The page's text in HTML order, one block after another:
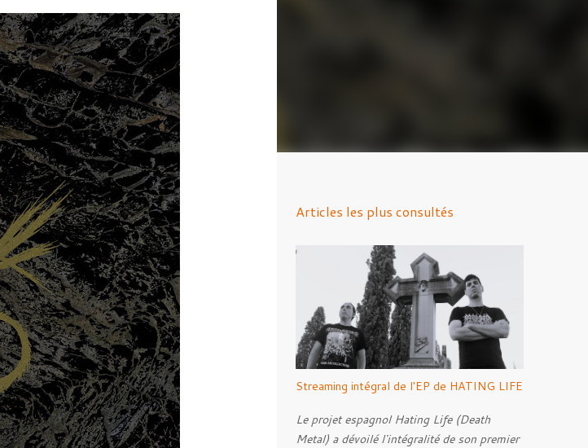
Articles les plus consultés
Streaming intégral de l'EP de HATING LIFE
Le projet espagnol Hating Life (Death
Metal) a dévoilé l'intégralité de son premier